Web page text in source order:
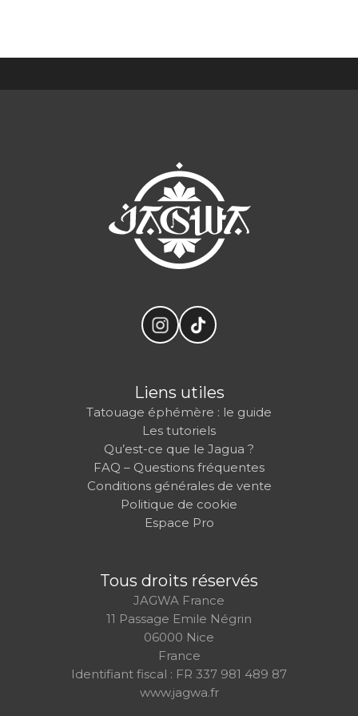
Liens utiles
Tatouage éphémère : le guide
Les tutoriels
Qu’est-ce que le Jagua ?
FAQ – Questions fréquentes
Conditions générales de vente
Politique de cookie
Espace Pro
Tous droits réservés
JAGWA France
11 Passage Emile Négrin
06000 Nice
France
Identifiant fiscal : FR 337 981 489 87
www.jagwa.fr